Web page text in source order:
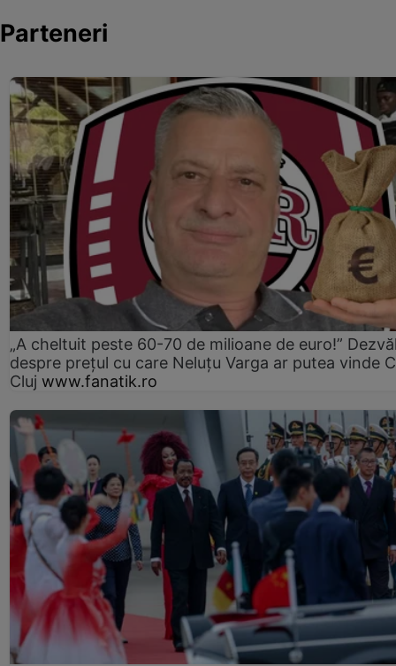
Parteneri
„A cheltuit peste 60-70 de milioane de euro!”
despre prețul cu care Neluțu Varga ar putea vinde
Cluj www.fanatik.ro